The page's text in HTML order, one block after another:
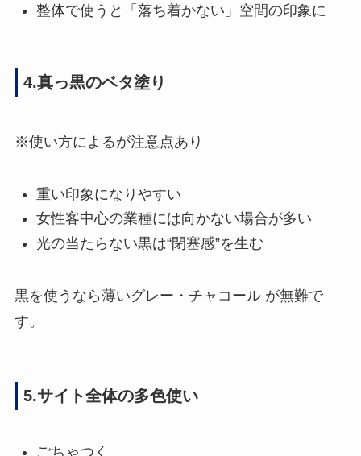
整体で使うと「落ち着かない」空間の印象に
4.真っ黒のベタ塗り
※使い方によるが注意点あり
重い印象になりやすい
女性客中心の業種には向かない場合が多い
光の当たらない黒は“閉塞感”を生む
黒を使うなら薄いグレー・チャコール が無難で
す。
5.サイト全体の多色使い
ごちゃつく